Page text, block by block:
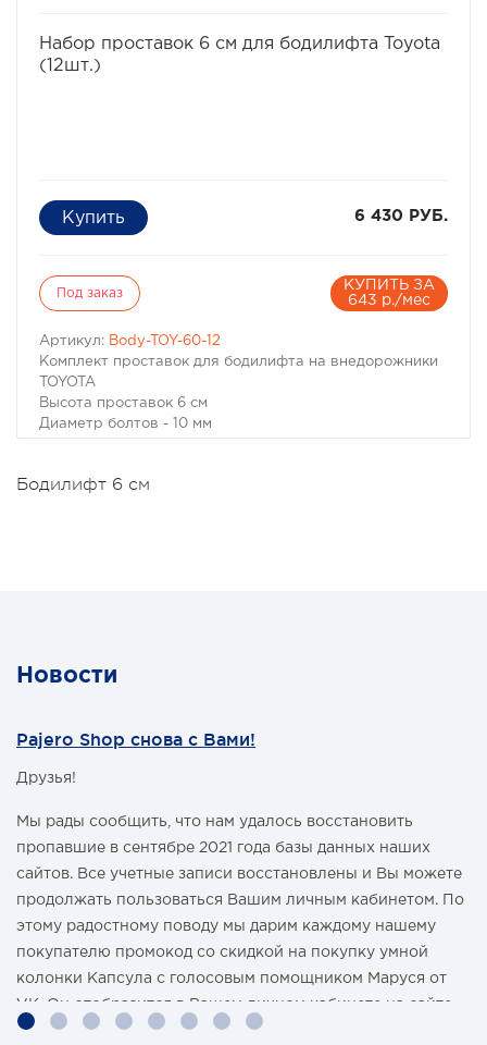
Набор проставок 6 см для бодилифта Toyota
(12шт.)
6 430 РУБ.
Под заказ
КУПИТЬ ЗА
643 р./мес
Артикул: Body-TOY-60-12
Комплект проставок для бодилифта на внедорожники
TOYOTA
Высота проставок 6 см
Диаметр болтов - 10 мм
Бодилифт комплект для TOYOTA
Бодилифт 6 см
Новости
Pajero Shop снова с Вами!
Друзья!
Мы рады сообщить, что нам удалось восстановить
пропавшие в сентябре 2021 года базы данных наших
сайтов. Все учетные записи восстановлены и Вы можете
продолжать пользоваться Вашим личным кабинетом. По
этому радостному поводу мы дарим каждому нашему
покупателю промокод со скидкой на покупку умной
колонки Капсула с голосовым помощником Маруся от
VK. Он отобразится в Вашем личном кабинете на сайте
магазина Pajero Shop 14 февраля.